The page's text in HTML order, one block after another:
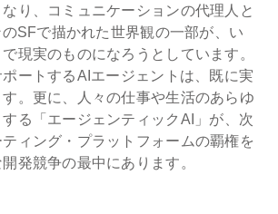
り、コミュニケーションの代理人と
SFで描かれた世界観の一部が、い
現実のものになろうとしています。
ートするAIエージェントは、既に実
。更に、人々の仕事や生活のあらゆ
る「エージェンティックAI」が、次
ィング・プラットフォームの覇権を
発競争の最中にあります。